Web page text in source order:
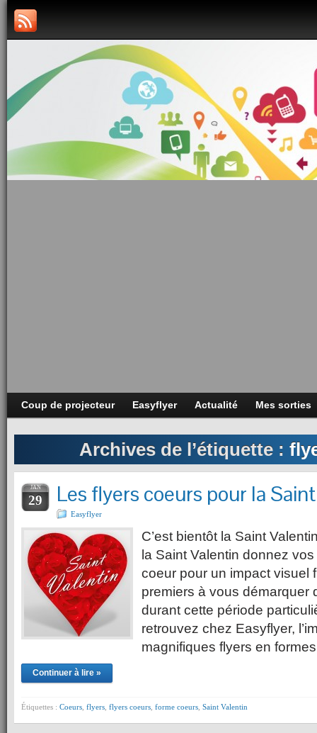
Coup de projecteur Easyflyer Actualité Mes sorties
Archives de l’étiquette :
JAN
29 Les flyers coeurs pour la
Easyflyer
C’est bientôt la Saint
la Saint Valentin donnez
coeur pour un impact visuel
premiers à vous démarquer
durant cette période
retrouvez chez Easyflyer,
magnifiques flyers en
Continuer à lire »
Étiquettes : Coeurs flyers flyers coeurs forme coeurs Saint Valentin